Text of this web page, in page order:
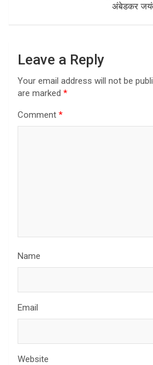
अंबेडकर
Leave a Reply
Your email address will not be
are marked *
Comment *
Name
Email
Website